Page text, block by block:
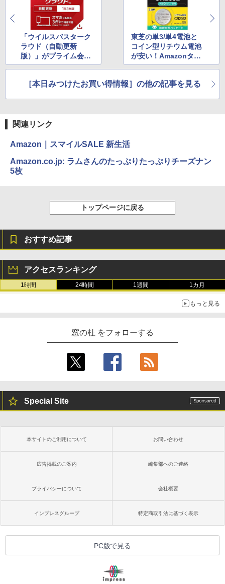
「ウイルスバスターク
ラウド（自動更新
版）」がプライム会員
なら10％OFFに
東芝の単3/単4電池と
コイン型リチウム電池
が安い！Amazonタイ
ムセール
［本日みつけたお買い得情報］の他の記事を見る
関連リンク
Amazon｜スマイルSALE 新生活
Amazon.co.jp: ラムさんのたっぷりたっぷりチーズナン
5枚
トップページに戻る
おすすめ記事
アクセスランキング
1時間 24時間 1週間 1カ月
もっと見る
窓の杜 をフォローする
Special Site
本サイトのご利用について お問い合わせ
広告掲載のご案内 編集部へのご連絡
プライバシーについて 会社概要
インプレスグループ 特定商取引法に基づく表示
PC版で見る